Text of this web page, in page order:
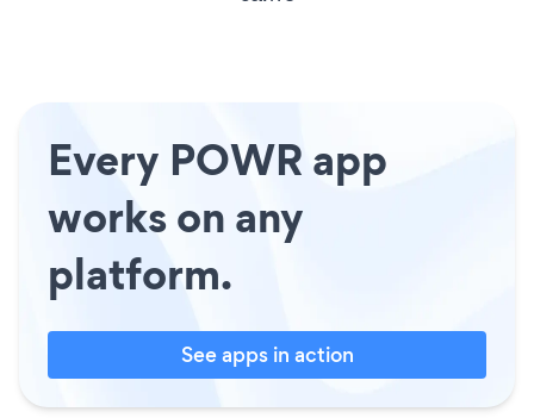
Every POWR app
works on any
platform.
See apps in action